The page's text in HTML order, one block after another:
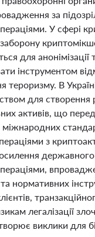
за
У сфері
для анонімізації
інструментом
тероризму. В
для створення
активів, що
з
нормативних
легалізації
виклики для